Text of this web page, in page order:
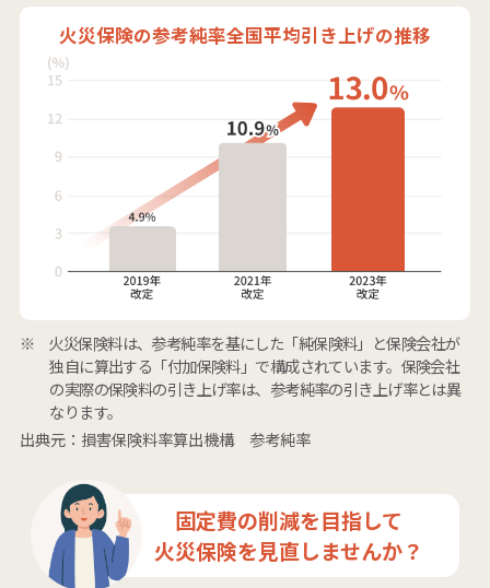
火災保険の参考純率全国平均引き上げの推移
火災保険料は、参考純率を基にした「純保険料」と保険会社が
独自に算出する「付加保険料」で構成されています。保険会社
の実際の保険料の引き上げ率は、参考純率の引き上げ率とは異
なります。
出典元：損害保険料率算出機構 参考純率
固定費の削減を目指して
火災保険を見直しませんか？